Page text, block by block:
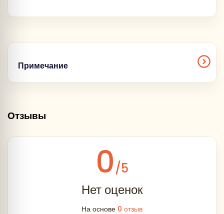
Примечание
паспорта и свидетельства о рождении для
удобную одежду по сезону + теплую одежду
для посещения Приэльбрусья и Домбая.
плащ-дождевик или зонтик
Отзывы
0/5
Нет оценок
На основе 0 отзыв